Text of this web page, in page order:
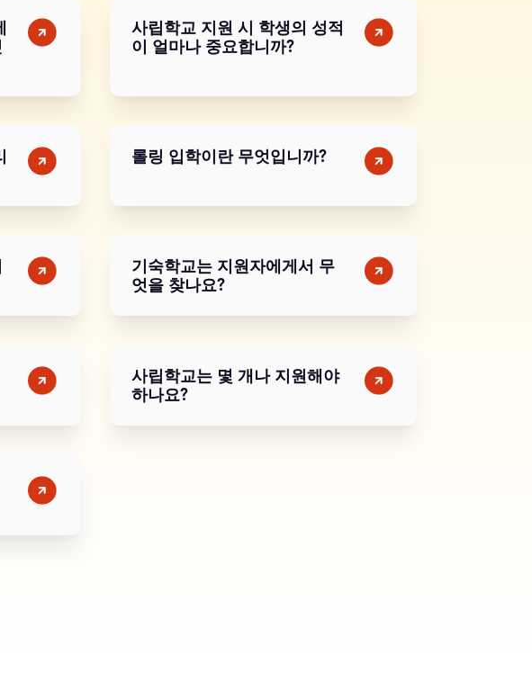
사립학교 지원 시 학생의 성적
이 얼마나 중요합니까?
롤링 입학이란 무엇입니까?
기숙학교는 지원자에게서 무
엇을 찾나요?
사립학교는 몇 개나 지원해야
하나요?